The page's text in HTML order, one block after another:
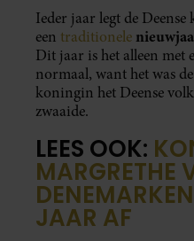
Ieder jaar legt de
een traditionele
Dit jaar is het alleen met
normaal, want het was
koningin het Deense
zwaaide.
LEES OOK:
MARGRETHE
JAAR AF